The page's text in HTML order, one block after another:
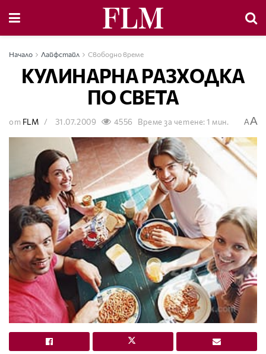
Начало Лайфстайл Свободно време
КУЛИНАРНА РАЗХОДКА
ПО СВЕТА
от FLM 31.07.2009 4556 Време за четене: 1 мин. AA